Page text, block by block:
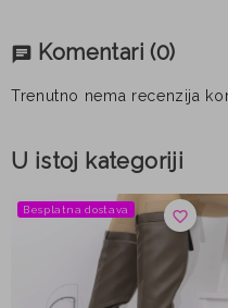
chat Komentari (0)
Trenutno nema recenzija
U istoj kategoriji
favorite_border
Besplatna dostava